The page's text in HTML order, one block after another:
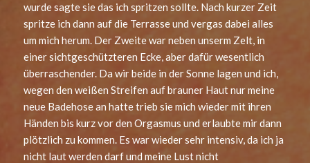
wurde sagte sie das ich spritzen sollte. Nach kurzer Zeit
spritze ich dann auf die Terrasse und vergas dabei alles
um mich herum. Der Zweite war neben unserm Zelt, in
einer sichtgeschützteren Ecke, aber dafür wesentlich
überraschender. Da wir beide in der Sonne lagen und ich,
wegen den weißen Streifen auf brauner Haut nur meine
neue Badehose an hatte trieb sie mich wieder mit ihren
Händen bis kurz vor den Orgasmus und erlaubte mir dann
plötzlich zu kommen. Es war wieder sehr intensiv, da ich ja
nicht laut werden darf und meine Lust nicht